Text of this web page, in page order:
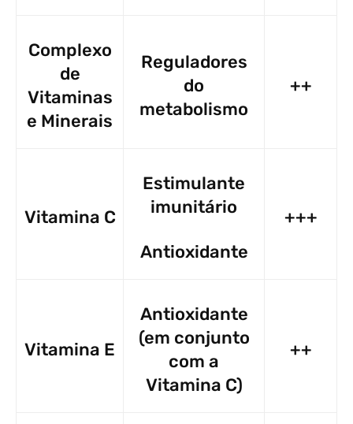
Complexo
de
Vitaminas
e Minerais
Reguladores
do
metabolismo
++
Vitamina C
Estimulante
imunitário
Antioxidante
+++
Vitamina E
Antioxidante
(em conjunto
com a
Vitamina C)
++